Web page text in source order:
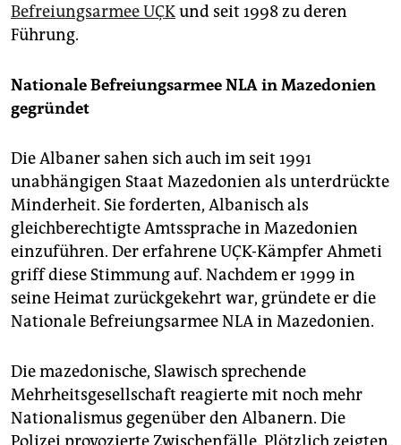
Befreiungsarmee UÇKund seit 1998 zu deren
Führung.
Nationale Befreiungsarmee NLA in Mazedonien
gegründet
Die Albaner sahen sich auch im seit 1991
unabhängigen Staat Mazedonien als unterdrückte
Minderheit. Sie forderten, Albanisch als
gleichberechtigte Amtssprache in Mazedonien
einzuführen. Der erfahrene UÇK-Kämpfer Ahmeti
griff diese Stimmung auf. Nachdem er 1999 in
seine Heimat zurückgekehrt war, gründete er die
Nationale Befreiungsarmee NLA in Mazedonien.
Die mazedonische, Slawisch sprechende
Mehrheitsgesellschaft reagierte mit noch mehr
Nationalismus gegenüber den Albanern. Die